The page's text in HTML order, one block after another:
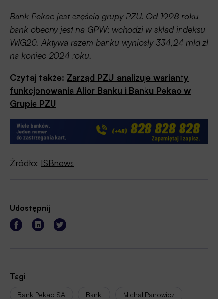
Bank Pekao jest częścią grupy PZU. Od 1998 roku
bank obecny jest na GPW; wchodzi w skład indeksu
WIG20. Aktywa razem banku wyniosły 334,24 mld zł
na koniec 2024 roku.
Czytaj także: Zarząd PZU analizuje warianty
funkcjonowania Alior Banku i Banku Pekao w
Grupie PZU
Źródło: ISBnews
Udostępnij
Tagi
Bank Pekao SA Banki Michał Panowicz